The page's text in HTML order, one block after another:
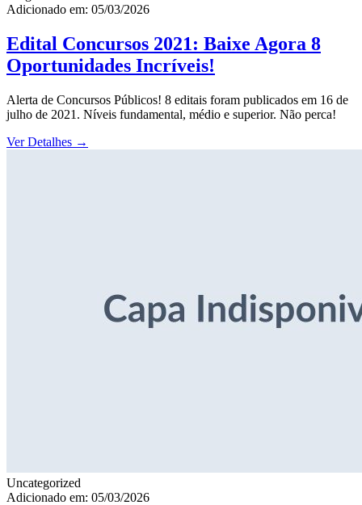
Adicionado em: 05/03/2026
Edital Concursos 2021: Baixe Agora 8
Oportunidades Incríveis!
Alerta de Concursos Públicos! 8 editais foram publicados em 16 de
julho de 2021. Níveis fundamental, médio e superior. Não perca!
Ver Detalhes →
Uncategorized
Adicionado em: 05/03/2026